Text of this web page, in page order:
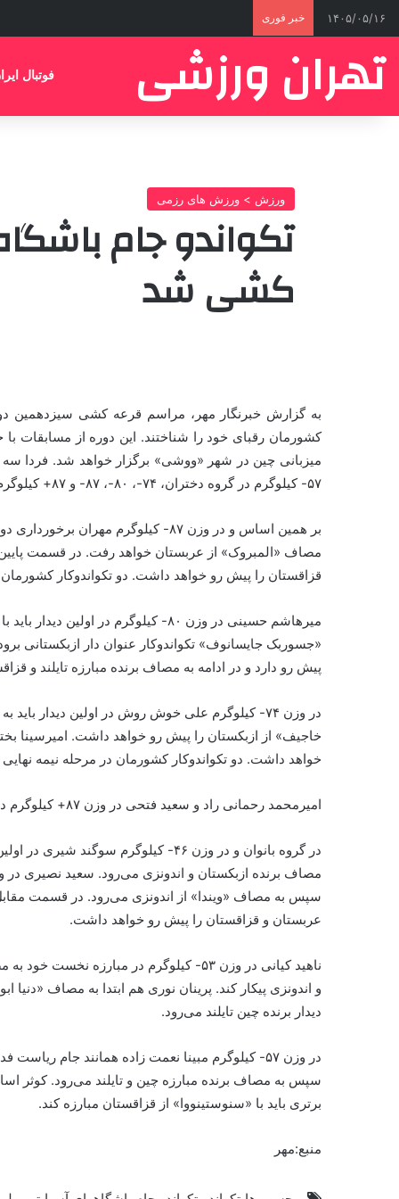
۱۴۰۵/۰۵/۱۶ خبر فوری
تهران ورزشی فوتبال
ورزش > ورزش های رزمی
تکواندو جام
کشی شد
به گزارش خبرنگار مهر، مراسم قرعه کشی سیزدهمین
۵۷- کیلوگرم در گروه دختران، ۷۴-، ۸۰-، ۸۷- و ۸۷+ کیلوگرم برگزار می‌شود.
بر همین اساس و در وزن ۸۷- کیلوگرم
مصاف «المبروک» از عربستان خواهد رفت. در قسمت پایین
قزاقستان را پیش رو خواهد داشت. دو تکواندوکار
میرهاشم حسینی در وزن ۸۰- کیلوگرم در
«جسوربک جایسانوف» تکواندوکار عنوان دار ازبکستانی
پیش رو دارد و در ادامه به مصاف برنده مبارزه تایلند و
در وزن ۷۴- کیلوگرم علی خوش روش در اولین دیدار
خاجیف» از ازبکستان را پیش رو خواهد داشت. امیرسینا
خواهد داشت. دو تکواندوکار کشورمان در مرحله نیمه
امیرمحمد رحمانی راد و سعید فتحی در وزن ۸۷+ کیلوگرم در اولین دیدار به مصاف هم خواهند رفت.
در گروه بانوان و در وزن ۴۶- کیلوگرم
سپس به مصاف «ویندا» از اندونزی می‌رود. در قسمت
عربستان و قزاقستان را پیش رو خواهد داشت.
ناهید کیانی در وزن ۵۳- کیلوگرم در
و اندونزی پیکار کند. پرینان نوری هم ابتدا به مصاف
دیدار برنده چین تایلند می‌رود.
در وزن ۵۷- کیلوگرم مبینا نعمت زاده همانند جام
سپس به مصاف برنده مبارزه چین و تایلند می‌رود. کوثر
برتری باید با «سنوستینووا» از قزاقستان مبارزه کند.
منبع:مهر